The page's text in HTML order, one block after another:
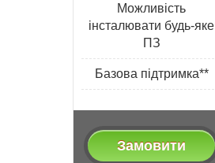
Можливість
інсталювати будь-яке
ПЗ
Базова підтримка**
Замовити